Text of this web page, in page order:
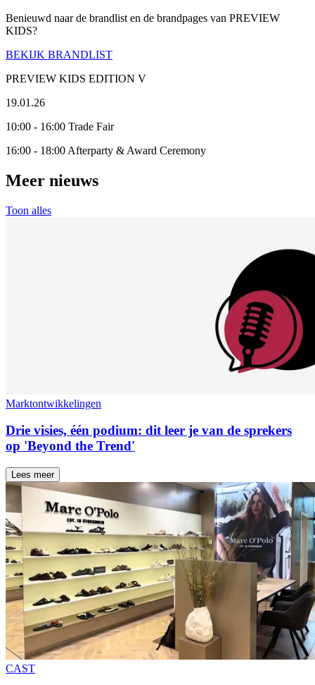
Benieuwd naar de brandlist en de brandpages van PREVIEW
KIDS?
BEKIJK BRANDLIST
PREVIEW KIDS EDITION V
19.01.26
10:00 - 16:00 Trade Fair
16:00 - 18:00 Afterparty & Award Ceremony
Meer nieuws
Toon alles
Marktontwikkelingen
Drie visies, één podium: dit leer je van de sprekers
op 'Beyond the Trend'
Lees meer
CAST